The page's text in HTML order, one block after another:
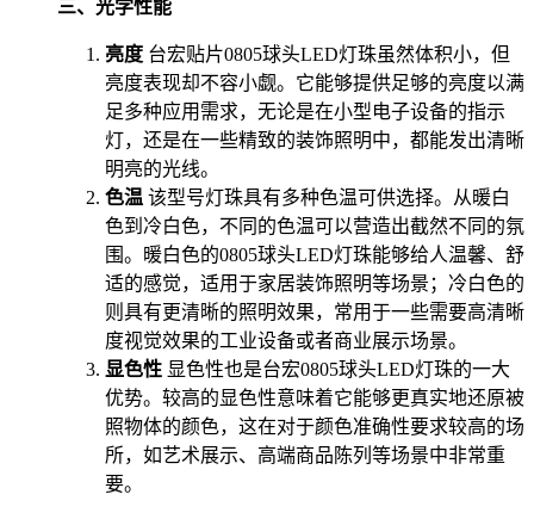
三、光学性能
亮度 台宏贴片0805球头LED灯珠虽然体积小，但
亮度表现却不容小觑。它能够提供足够的亮度以满
足多种应用需求，无论是在小型电子设备的指示
灯，还是在一些精致的装饰照明中，都能发出清晰
明亮的光线。
色温 该型号灯珠具有多种色温可供选择。从暖白
色到冷白色，不同的色温可以营造出截然不同的氛
围。暖白色的0805球头LED灯珠能够给人温馨、舒
适的感觉，适用于家居装饰照明等场景；冷白色的
则具有更清晰的照明效果，常用于一些需要高清晰
度视觉效果的工业设备或者商业展示场景。
显色性 显色性也是台宏0805球头LED灯珠的一大
优势。较高的显色性意味着它能够更真实地还原被
照物体的颜色，这在对于颜色准确性要求较高的场
所，如艺术展示、高端商品陈列等场景中非常重
要。